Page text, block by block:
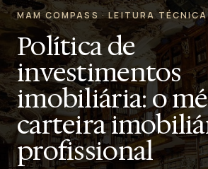
MAM COMPASS · LEITURA TÉCNICA
Política de
investimentos
imobiliária: o
carteira
profissional